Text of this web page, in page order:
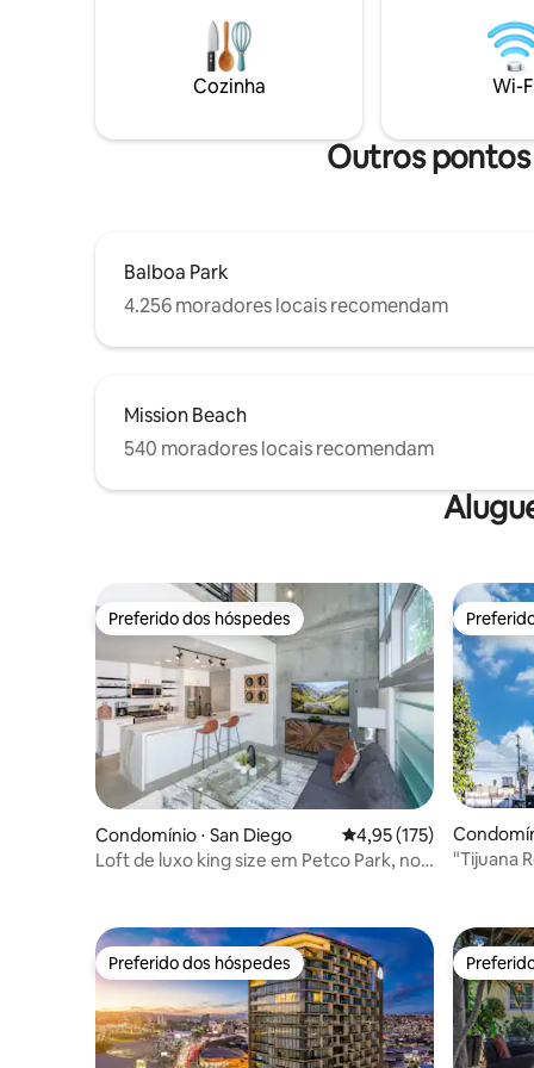
estacionamento privativo gratuito em
garagem fechada, adequado para
crianças, Wi-Fi de alta velocidade.
Desculpe, proibido animais de estimação.
Relaxe
sauna
fogueira
brilham
Cozinha Wi-
Outros pontos
Balboa Park
4.256 moradores locais recomendam
Mission Beach
540 moradores locais recomendam
Preferido dos hóspedes
Preferido dos hóspedes
Condomínio ⋅ San Diego 4,95 de uma avaliação
4,95 (175)
Loft de luxo king size em Petco Park, no
"Tijuana
Preferido dos hóspedes
Preferido dos hóspedes